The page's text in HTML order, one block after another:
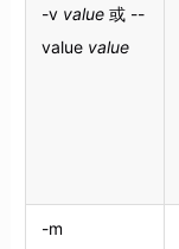
-v value或 --
value value
-m